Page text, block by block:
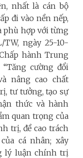
nhất là cán bộ
đi vào nền nếp,
phù hợp với từng
TW, ngày 25-10-
hành Trung
cường đổi
nâng cao chất
tư tưởng, tạo sự
thức và hành
quan trọng của
trị, đề cao trách
cá nhân; xây
lý luận chính trị